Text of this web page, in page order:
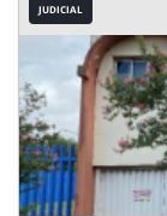
JUDICIAL